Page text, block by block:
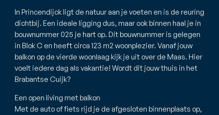
In Princendijck ligt de natuur aan je voeten en is de reuring
dichtbij. Een ideale ligging dus, maar ook binnen haal je in
bouwnummer 025 je hart op. Dit bouwnummer is gelegen
in Blok C en heeft circa 123 m2 woonplezier. Vanaf jouw
balkon op de vierde woonlaag kijk je uit over de Maas. Hier
voelt iedere dag als vakantie! Wordt dit jouw thuis in het
Brabantse Cuijk?
Een open living met balkon
Met de auto of fiets rijd je de afgesloten binnenplaats op,